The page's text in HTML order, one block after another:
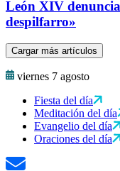
León XIV
despilfarro»
Cargar más artículos
viernes 7 agosto
Fiesta del día
Meditación del día
Evangelio del día
Oraciones del día